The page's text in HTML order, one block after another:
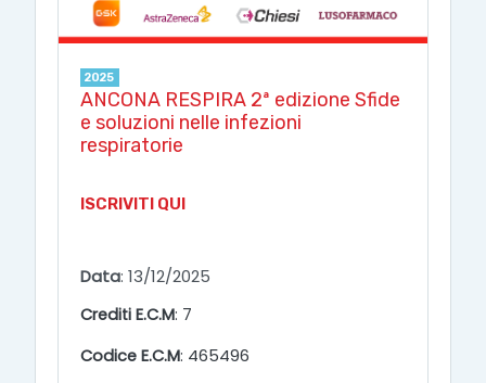
2025
ANCONA RESPIRA 2ª edizione Sfide
e soluzioni nelle infezioni
respiratorie
ISCRIVITI QUI
Data: 13/12/2025
Crediti E.C.M: 7
Codice E.C.M: 465496